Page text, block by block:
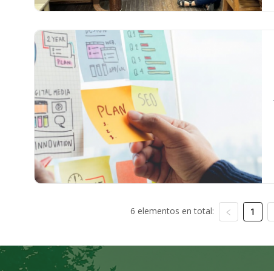
6 elementos en total: 1